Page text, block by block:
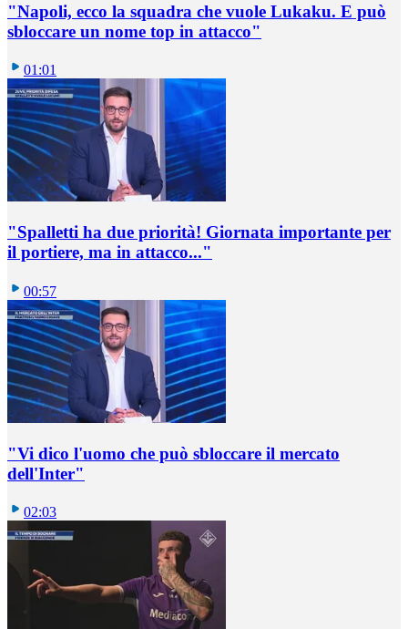
"Napoli, ecco la squadra che vuole Lukaku. E può
sbloccare un nome top in attacco"
01:01
"Spalletti ha due priorità! Giornata importante per
il portiere, ma in attacco..."
00:57
"Vi dico l'uomo che può sbloccare il mercato
dell'Inter"
02:03